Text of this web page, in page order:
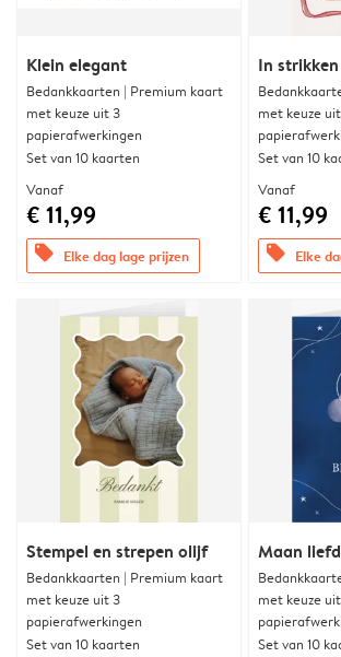
Klein elegant
Bedankkaarten | Premium kaart
met keuze uit 3
papierafwerkingen
Set van 10 kaarten
Vanaf
€ 11,99
offers Elke dag lage prijzen
In
met keuze
Set van 10
Vanaf
€ 11,99
offers Elke
Stempel en strepen olijf
Bedankkaarten | Premium kaart
met keuze uit 3
papierafwerkingen
Set van 10 kaarten
Maan
met keuze
Set van 10